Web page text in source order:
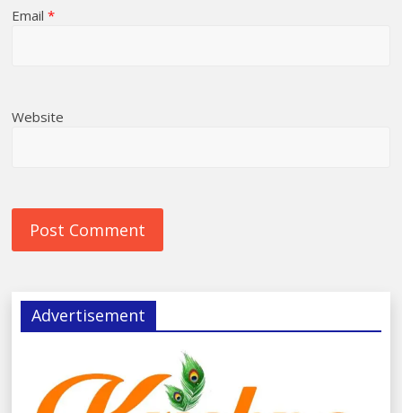
Email*
Website
Advertisement